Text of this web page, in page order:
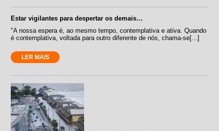
Estar vigilantes para despertar os demais…
"A nossa espera é, ao mesmo tempo, contemplativa e ativa. Quando
é contemplativa, voltada para outro diferente de nós, chama-se[...]
LER MAIS